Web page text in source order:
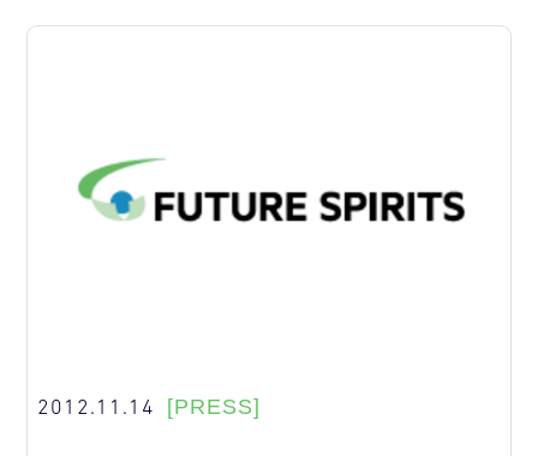
2012.11.14 [PRESS]